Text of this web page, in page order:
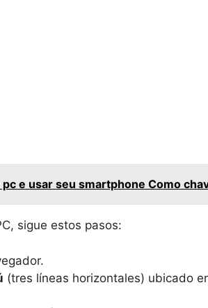
e usar seu smartphone Como
sigue estos pasos:
(tres líneas horizontales) ubicado